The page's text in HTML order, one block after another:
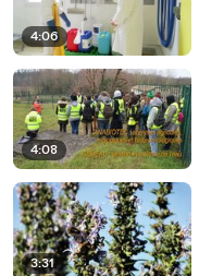
4:06
4:08
3:31